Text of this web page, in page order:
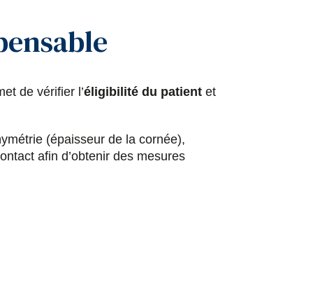
de vérifier l’éligibilité du patient et
(épaisseur de la cornée),
afin d’obtenir des mesures